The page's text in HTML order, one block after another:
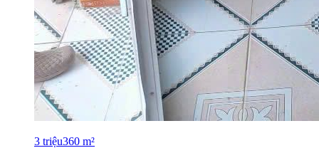
3 triệu360 m²